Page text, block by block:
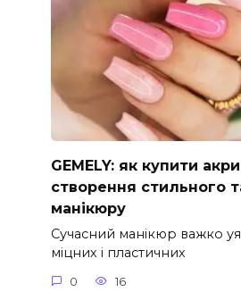
GEMELY: як купити
створення стильного
манікюру
Сучасний манікюр важко
міцних і пластичних
0 16